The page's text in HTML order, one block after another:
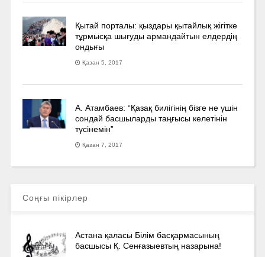
Қытай порталы: қыздары қытайлық жігітке
тұрмысқа шығуды армандайтын елдердің
ондығы
Қазан 5, 2017
А. Атамбаев: “Қазақ билігінің бізге не үшін
сондай басшыларды таңғысы келетінін
түсінемін”
Қазан 7, 2017
Соңғы пікірлер
Астана қаласы Білім басқармасының
басшысы Қ. Сенғазыевтың назарына!